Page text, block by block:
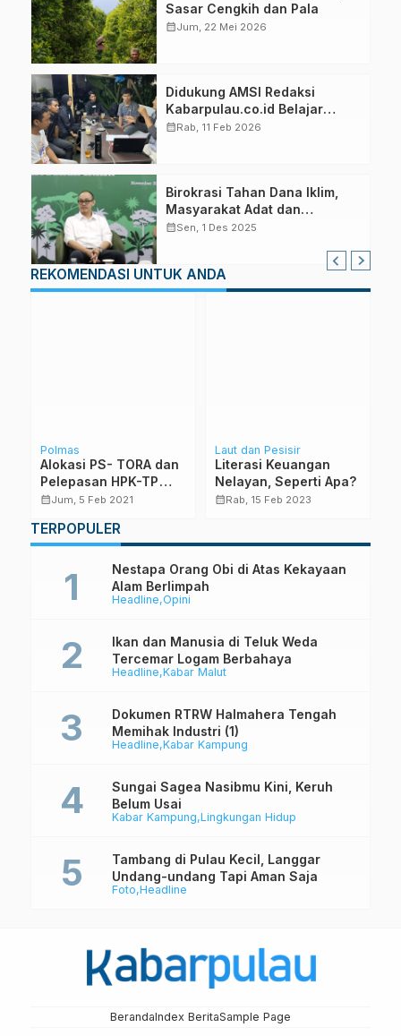
Sasar Cengkih dan Pala
calendar_monthJum, 22 Mei 2026
Didukung AMSI Redaksi
Kabarpulau.co.id Belajar
Manfaatkan Teknologi AI
calendar_monthRab, 11 Feb 2026
Birokrasi Tahan Dana Iklim,
Masyarakat Adat dan
Kampong Hanya Terima
calendar_monthSen, 1 Des 2025
REKOMENDASI UNTUK ANDA
Polmas
Alokasi PS- TORA dan
Pelepasan HPK-TP
Perlu Kajian
calendar_monthJum, 5 Feb 2021
Laut dan Pesisir
Literasi Keuangan
Nelayan, Seperti Apa?
calendar_monthRab, 15 Feb 2023
TERPOPULER
Headline Opini
Nestapa Orang Obi di Atas Kekayaan
Alam Berlimpah
Headline Kabar Malut
Ikan dan Manusia di Teluk Weda
Tercemar Logam Berbahaya
Headline Kabar Kampung
Dokumen RTRW Halmahera Tengah
Memihak Industri (1)
Kabar Kampung Lingkungan Hidup
Sungai Sagea Nasibmu Kini, Keruh
Belum Usai
Foto Headline
Tambang di Pulau Kecil, Langgar
Undang-undang Tapi Aman Saja
BerandaIndex BeritaSample Page